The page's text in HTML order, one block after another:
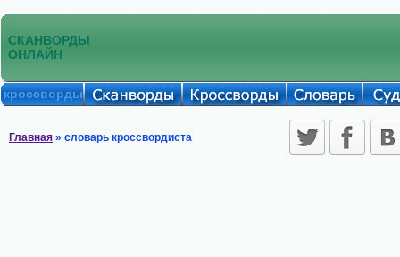
СКАНВОРДЫ
ОНЛАЙН
кроссворды
Главная » словарь кроссвордиста